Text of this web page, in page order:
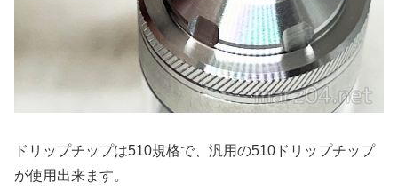
ドリップチップは510規格で、汎用の510ドリップチップ
が使用出来ます。